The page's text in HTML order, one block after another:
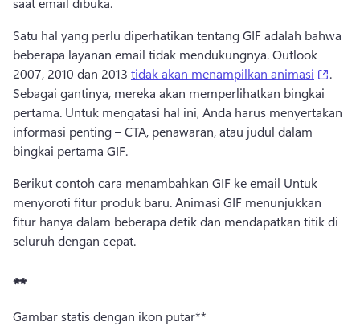
Satu hal yang perlu diperhatikan tentang GIF adalah bahwa
beberapa layanan email tidak mendukungnya. Outlook
2007, 2010 dan 2013 tidak akan menampilkan animasi
Sebagai gantinya, mereka akan memperlihatkan bingkai
pertama. Untuk mengatasi hal ini, Anda harus menyertakan
informasi penting – CTA, penawaran, atau judul dalam
bingkai pertama GIF.
Berikut contoh cara menambahkan GIF ke email Untuk
menyoroti fitur produk baru. Animasi GIF menunjukkan
fitur hanya dalam beberapa detik dan mendapatkan titik di
seluruh dengan cepat.
**
Gambar statis dengan ikon putar**